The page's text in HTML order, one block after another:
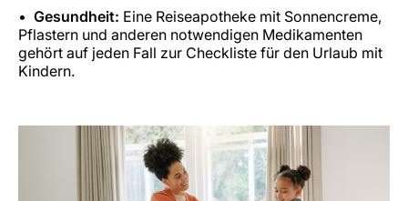
Gesundheit: Eine Reiseapotheke mit Sonnencreme,
Pflastern und anderen notwendigen Medikamenten
gehört auf jeden Fall zur Checkliste für den Urlaub mit
Kindern.